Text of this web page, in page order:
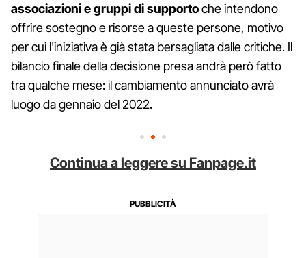
associazioni e gruppi di supportoche intendono
offrire sostegno e risorse a queste persone, motivo
per cui l'iniziativa è già stata bersagliata dalle critiche. Il
bilancio finale della decisione presa andrà però fatto
tra qualche mese: il cambiamento annunciato avrà
luogo da gennaio del 2022.
Continua a leggere su Fanpage.it